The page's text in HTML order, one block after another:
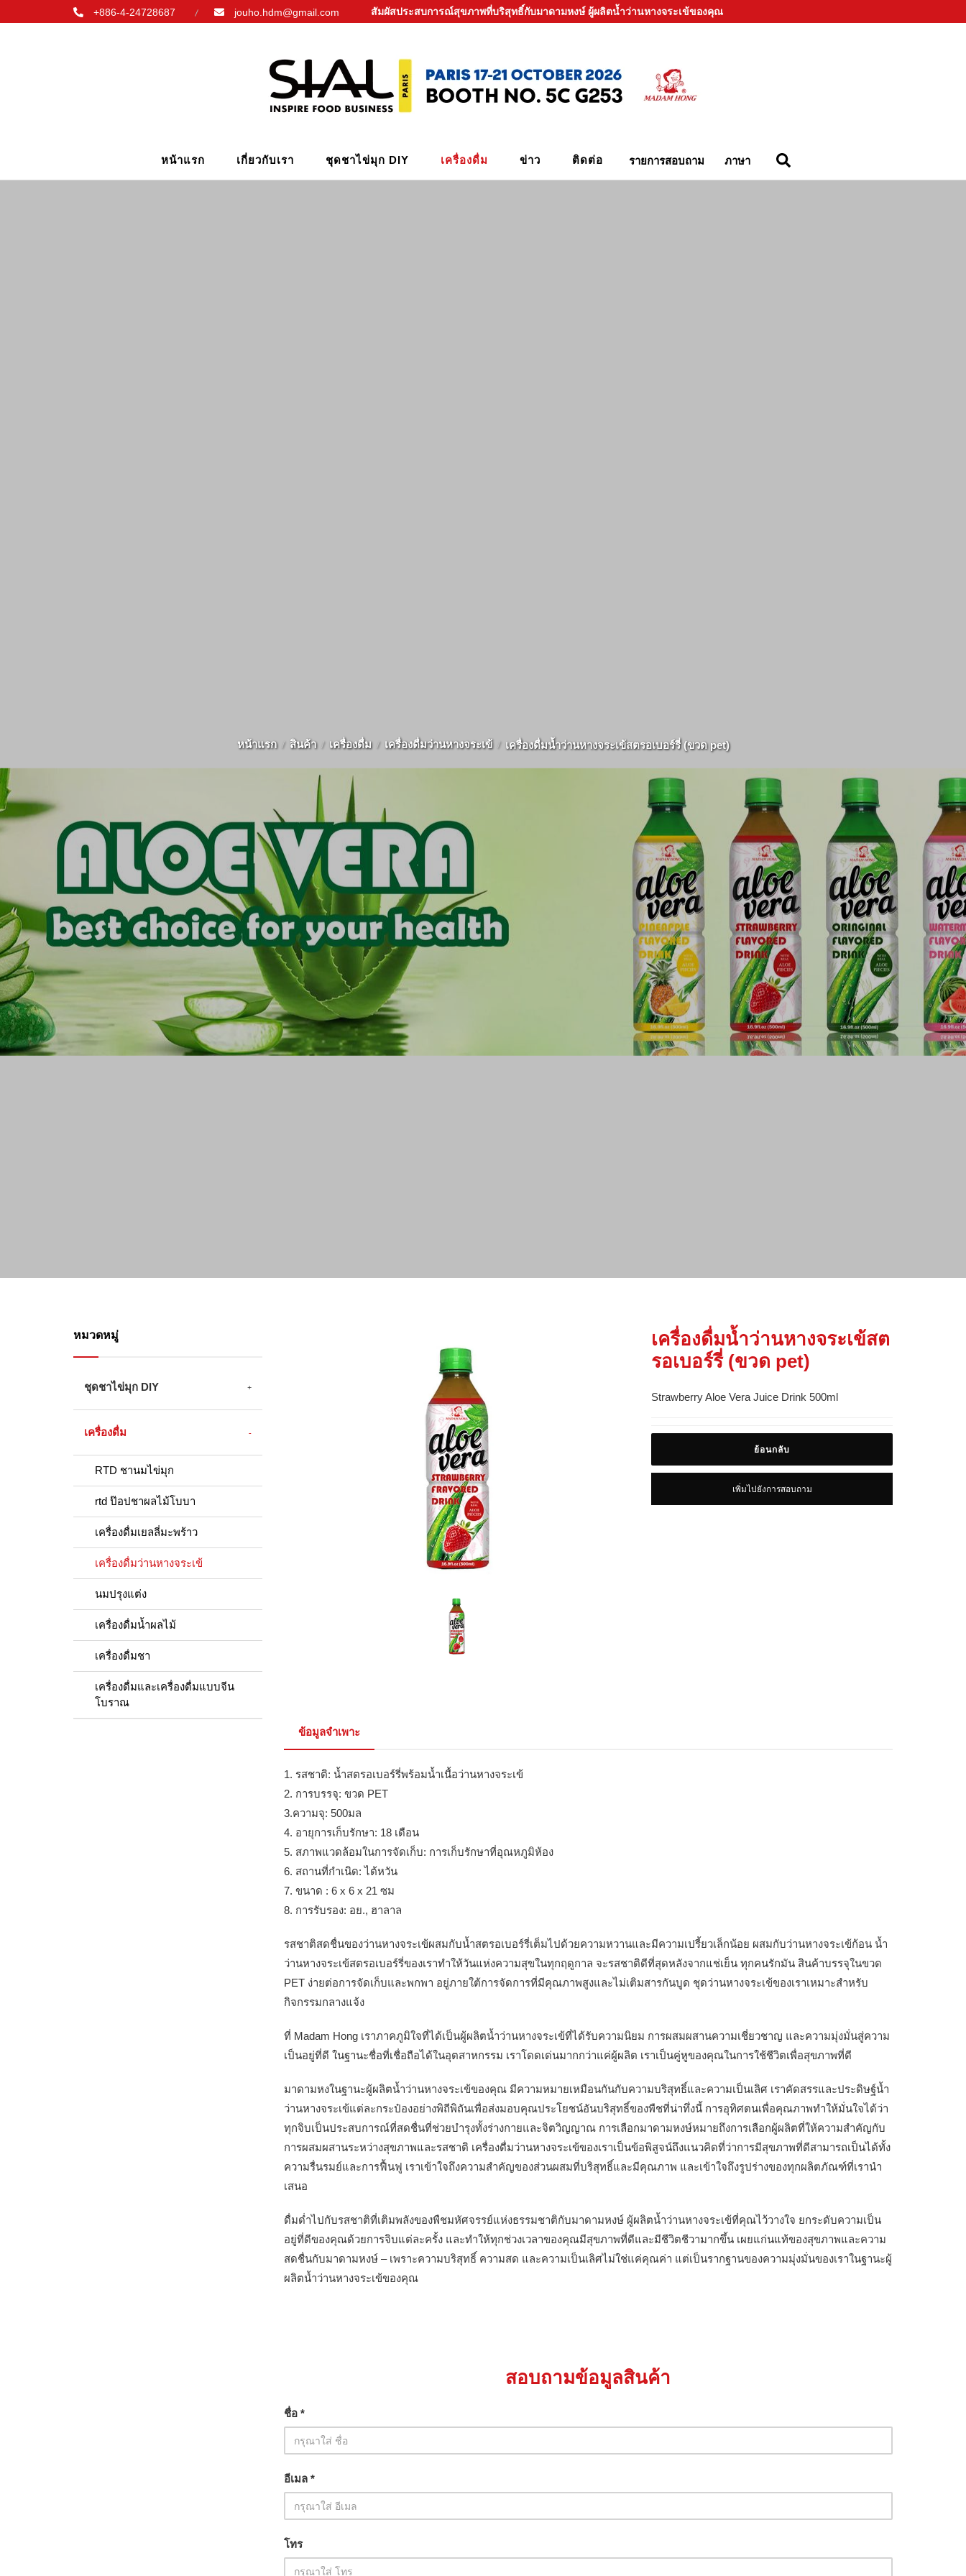
+886-4-24728687 jouho.hdm@gmail.com สัมผัสประสบการณ์สุขภาพที่บริสุทธิ์กับมาดามหงษ์ ผู้ผลิตน้ำว่านหางจระเข้ของคุณ
หน้าแรก เกี่ยวกับเรา ชุดชาไข่มุก DIY เครื่องดื่ม ข่าว ติดต่อ รายการสอบถาม ภาษา
หน้าแรก สินค้า เครื่องดื่ม เครื่องดื่มว่านหางจระเข้ เครื่องดื่มน้ำว่านหางจระเข้สตรอเบอร์รี่ (ขวด pet)
หมวดหมู่
ชุดชาไข่มุก DIY
เครื่องดื่ม
RTD ชานมไข่มุก
rtd ป๊อปชาผลไม้โบบา
เครื่องดื่มเยลลี่มะพร้าว
เครื่องดื่มว่านหางจระเข้
นมปรุงแต่ง
เครื่องดื่มน้ำผลไม้
เครื่องดื่มชา
เครื่องดื่มและเครื่องดื่มแบบจีน
โบราณ
เครื่องดื่มน้ำว่านหางจระเข้สต
รอเบอร์รี่ (ขวด pet)
Strawberry Aloe Vera Juice Drink 500ml
ย้อนกลับ
เพิ่มไปยังการสอบถาม
ข้อมูลจำเพาะ
1. รสชาติ: น้ำสตรอเบอร์รี่พร้อมน้ำเนื้อว่านหางจระเข้
2. การบรรจุ: ขวด PET
3.ความจุ: 500มล
4. อายุการเก็บรักษา: 18 เดือน
5. สภาพแวดล้อมในการจัดเก็บ: การเก็บรักษาที่อุณหภูมิห้อง
6. สถานที่กำเนิด: ไต้หวัน
7. ขนาด : 6 x 6 x 21 ซม
8. การรับรอง: อย., ฮาลาล
รสชาติสดชื่นของว่านหางจระเข้ผสมกับน้ำสตรอเบอร์รี่เต็มไปด้วยความหวานและมีความเปรี้ยวเล็กน้อย ผสมกับว่านหางจระเข้ก้อน น้ำ
ว่านหางจระเข้สตรอเบอร์รี่ของเราทำให้วันแห่งความสุขในทุกฤดูกาล จะรสชาติดีที่สุดหลังจากแช่เย็น ทุกคนรักมัน สินค้าบรรจุในขวด
PET ง่ายต่อการจัดเก็บและพกพา อยู่ภายใต้การจัดการที่มีคุณภาพสูงและไม่เติมสารกันบูด ชุดว่านหางจระเข้ของเราเหมาะสำหรับ
กิจกรรมกลางแจ้ง
ที่ Madam Hong เราภาคภูมิใจที่ได้เป็นผู้ผลิตน้ำว่านหางจระเข้ที่ได้รับความนิยม การผสมผสานความเชี่ยวชาญ และความมุ่งมั่นสู่ความ
เป็นอยู่ที่ดี ในฐานะชื่อที่เชื่อถือได้ในอุตสาหกรรม เราโดดเด่นมากกว่าแค่ผู้ผลิต เราเป็นคู่หูของคุณในการใช้ชีวิตเพื่อสุขภาพที่ดี
มาดามหงในฐานะผู้ผลิตน้ำว่านหางจระเข้ของคุณ มีความหมายเหมือนกันกับความบริสุทธิ์และความเป็นเลิศ เราคัดสรรและประดิษฐ์น้ำ
ว่านหางจระเข้แต่ละกระป๋องอย่างพิถีพิถันเพื่อส่งมอบคุณประโยชน์อันบริสุทธิ์ของพืชที่น่าทึ่งนี้ การอุทิศตนเพื่อคุณภาพทำให้มั่นใจได้ว่า
ทุกจิบเป็นประสบการณ์ที่สดชื่นที่ช่วยบำรุงทั้งร่างกายและจิตวิญญาณ การเลือกมาดามหงษ์หมายถึงการเลือกผู้ผลิตที่ให้ความสำคัญกับ
การผสมผสานระหว่างสุขภาพและรสชาติ เครื่องดื่มว่านหางจระเข้ของเราเป็นข้อพิสูจน์ถึงแนวคิดที่ว่าการมีสุขภาพที่ดีสามารถเป็นได้ทั้ง
ความรื่นรมย์และการฟื้นฟู เราเข้าใจถึงความสำคัญของส่วนผสมที่บริสุทธิ์และมีคุณภาพ และเข้าใจถึงรูปร่างของทุกผลิตภัณฑ์ที่เรานำ
เสนอ
ดื่มด่ำไปกับรสชาติที่เติมพลังของพืชมหัศจรรย์แห่งธรรมชาติกับมาดามหงษ์ ผู้ผลิตน้ำว่านหางจระเข้ที่คุณไว้วางใจ ยกระดับความเป็น
อยู่ที่ดีของคุณด้วยการจิบแต่ละครั้ง และทำให้ทุกช่วงเวลาของคุณมีสุขภาพที่ดีและมีชีวิตชีวามากขึ้น เผยแก่นแท้ของสุขภาพและความ
สดชื่นกับมาดามหงษ์ – เพราะความบริสุทธิ์ ความสด และความเป็นเลิศไม่ใช่แค่คุณค่า แต่เป็นรากฐานของความมุ่งมั่นของเราในฐานะผู้
ผลิตน้ำว่านหางจระเข้ของคุณ
สอบถามข้อมูลสินค้า
ชื่อ *
อีเมล *
โทร